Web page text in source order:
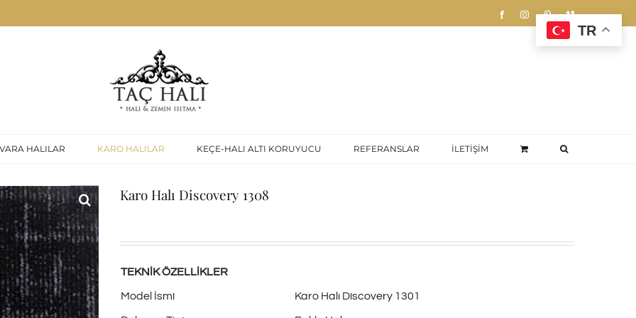
FacebookInstagramPinterestVimeo
HALILAR KARO HALILAR KEÇE-HALI ALTI KORUYUCU REFERANSLAR İLETİŞİM
Karo Halı Discovery 1308
TEKNİK ÖZELLİKLER
Model İsmi Karo Halı Discovery 1301
TR